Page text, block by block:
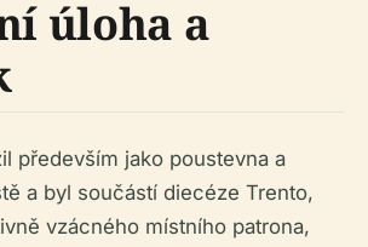
úloha a
především jako poustevna a
a byl součástí diecéze Trento,
vzácného místního patrona,